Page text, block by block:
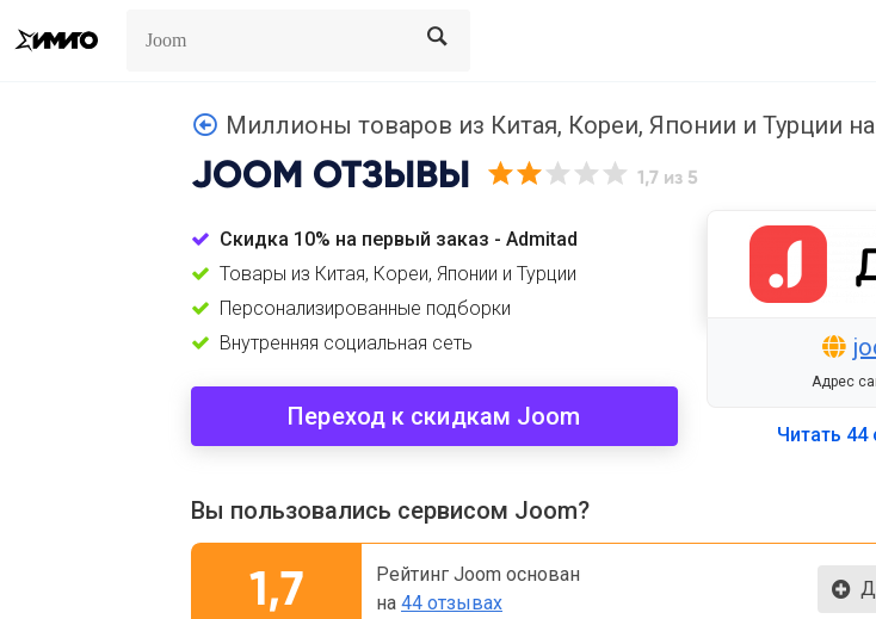
Search
Миллионы товаров из Китая, Кореи, Японии и Турции
JOOM ОТЗЫВЫ 1,7 из 5
Скидка 10% на первый заказ - Admitad
Товары из Китая, Кореи, Японии и Турции
Персонализированные подборки
Внутренняя социальная сеть
Переход к скидкам Joom
Адрес
Читать 44
Вы пользовались сервисом Joom?
1,7
Рейтинг Joom основан
на 44 отзывах